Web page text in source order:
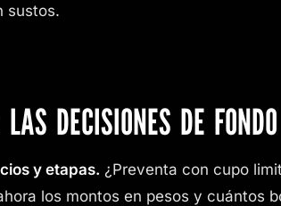
sustos.
DECISIONES DE FONDO
y etapas. ¿Preventa con cupo
los montos en pesos y cuántos